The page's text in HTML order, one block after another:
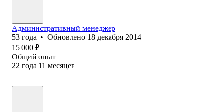
Административный менеджер
53 года • Обновлено 18 декабря 2014
15 000 ₽
Общий опыт
22 года 11 месяцев